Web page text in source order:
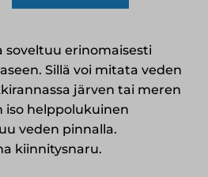
soveltuu erinomaisesti
Sillä voi mitata veden
järven tai meren
iso helppolukuinen
veden pinnalla.
kiinnitysnaru.